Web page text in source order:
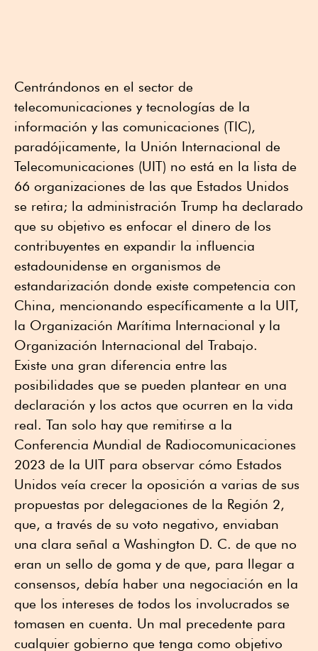
Centrándonos en el sector de
telecomunicaciones y tecnologías de la
información y las comunicaciones (TIC),
paradójicamente, la Unión Internacional de
Telecomunicaciones (UIT) no está en la lista de
66 organizaciones de las que Estados Unidos
se retira; la administración Trump ha declarado
que su objetivo es enfocar el dinero de los
contribuyentes en expandir la influencia
estadounidense en organismos de
estandarización donde existe competencia con
China, mencionando específicamente a la UIT,
la Organización Marítima Internacional y la
Organización Internacional del Trabajo.
Existe una gran diferencia entre las
posibilidades que se pueden plantear en una
declaración y los actos que ocurren en la vida
real. Tan solo hay que remitirse a la
Conferencia Mundial de Radiocomunicaciones
2023 de la UIT para observar cómo Estados
Unidos veía crecer la oposición a varias de sus
propuestas por delegaciones de la Región 2,
que, a través de su voto negativo, enviaban
una clara señal a Washington D. C. de que no
eran un sello de goma y de que, para llegar a
consensos, debía haber una negociación en la
que los intereses de todos los involucrados se
tomasen en cuenta. Un mal precedente para
cualquier gobierno que tenga como objetivo